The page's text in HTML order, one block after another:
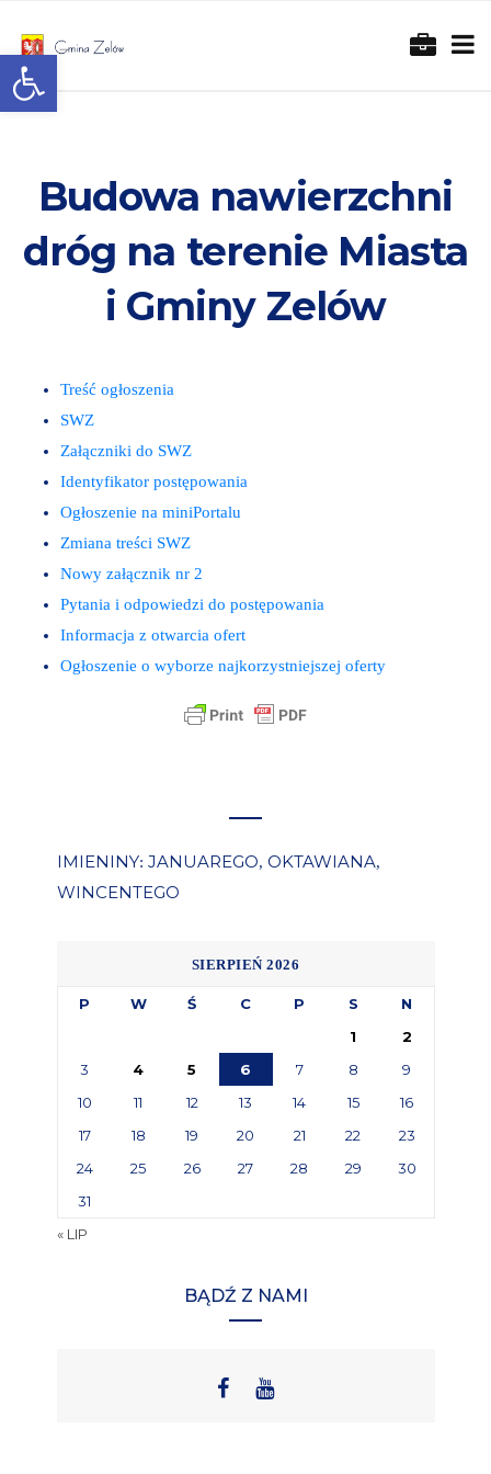
Otwórz pasek narzędzi
Budowa nawierzchni
dróg na terenie Miasta
i Gminy Zelów
Treść ogłoszenia
SWZ
Załączniki do SWZ
Identyfikator postępowania
Ogłoszenie na miniPortalu
Zmiana treści SWZ
Nowy załącznik nr 2
Pytania i odpowiedzi do postępowania
Informacja z otwarcia ofert
Ogłoszenie o wyborze najkorzystniejszej oferty
IMIENINY: JANUAREGO, OKTAWIANA,
WINCENTEGO
SIERPIEŃ 2026
P W Ś C P S
N
1
2
3
4 5 6 7 8
9
10
11 12 13 14 15
16
17
18 19 20 21 22
23
24
25 26 27 28 29
30
31
« LIP
BĄDŹ Z NAMI